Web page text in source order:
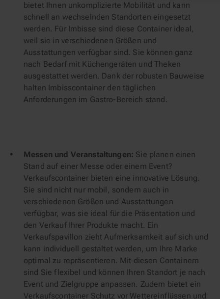
bietet Ihnen unkomplizierte Mobilität und kann
schnell an wechselnden Standorten eingesetzt
werden. Für Imbisse sind diese Container ideal,
weil sie in verschiedenen Größen und
Ausstattungen verfügbar sind. Sie können ganz
nach Bedarf mit Küchengeräten und Theken
ausgestattet werden. Dank der robusten Bauweise
halten Imbisscontainer den täglichen
Anforderungen im Gastro-Bereich stand.
Messen und Veranstaltungen: Sie planen einen
Stand auf einer Messe oder einem Event?
Verkaufscontainer bieten eine innovative Lösung.
Sie sind nicht nur mobil, sondern auch in
verschiedenen Größen und Ausstattungen
verfügbar, was sie ideal für die Präsentation und
den Verkauf Ihrer Produkte macht. Ein
Verkaufspavillon zieht Aufmerksamkeit auf sich und
kann individuell gestaltet werden, um Ihre Marke
optimal zu repräsentieren. Mit diesen Containern
sind Sie flexibel und können Ihren Standort je nach
Event und Zielgruppe anpassen. Zudem bietet ein
Verkaufscontainer Schutz vor Wettereinflüssen und